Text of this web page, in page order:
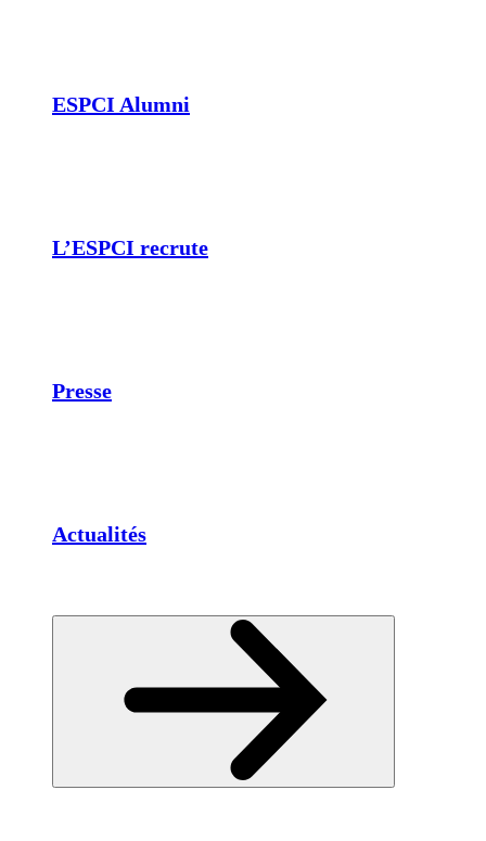
ESPCI Alumni
L’ESPCI recrute
Presse
Actualités